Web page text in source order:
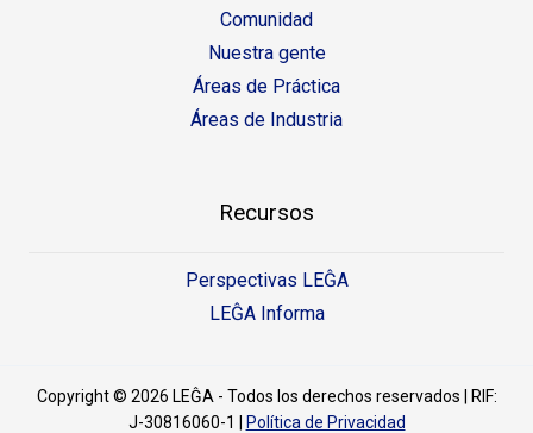
Comunidad
Nuestra gente
Áreas de Práctica
Áreas de Industria
Recursos
Perspectivas LEĜA
LEĜA Informa
Copyright © 2026 LEĜA - Todos los derechos reservados | RIF:
J-30816060-1 |
Política de Privacidad